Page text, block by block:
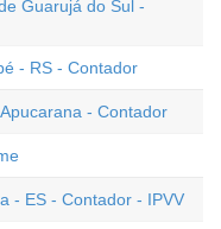
Guarujá do Sul -
- RS - Contador
- Contador
- ES - Contador - IPVV